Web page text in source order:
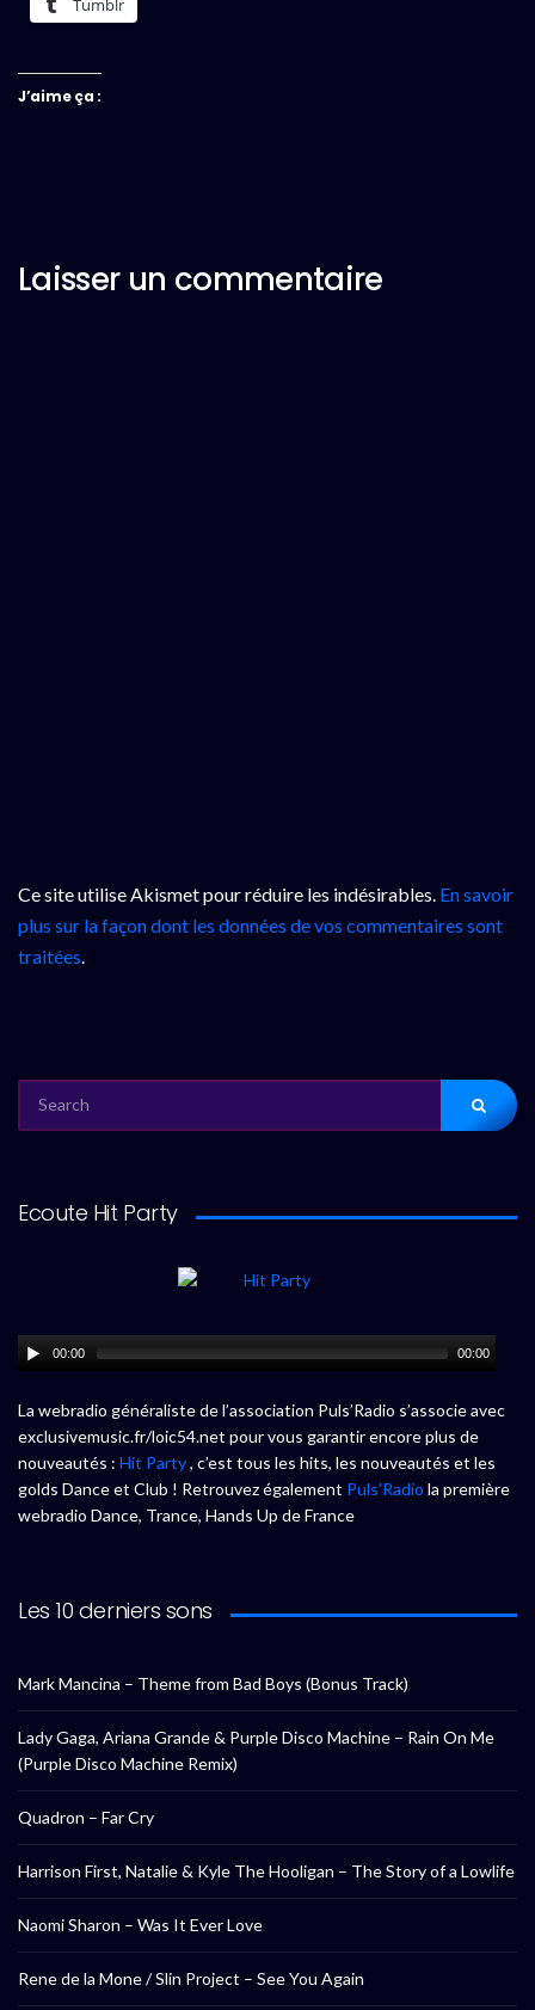
Tumblr
J’aime ça :
Laisser un commentaire
Ce site utilise Akismet pour réduire les indésirables. En savoir
plus sur la façon dont les données de vos commentaires sont
traitées.
FOR:
Ecoute Hit Party
00:00 00:00
La webradio généraliste de l’association Puls’Radio s’associe avec
exclusivemusic.fr/loic54.net pour vous garantir encore plus de
nouveautés : Hit Party, c’est tous les hits, les nouveautés et les
golds Dance et Club ! Retrouvez également Puls’Radio la première
webradio Dance, Trance, Hands Up de France
Les 10 derniers sons
Mark Mancina – Theme from Bad Boys (Bonus Track)
Lady Gaga, Ariana Grande & Purple Disco Machine – Rain On Me
(Purple Disco Machine Remix)
Quadron – Far Cry
Harrison First, Natalie & Kyle The Hooligan – The Story of a Lowlife
Naomi Sharon – Was It Ever Love
Rene de la Mone / Slin Project – See You Again